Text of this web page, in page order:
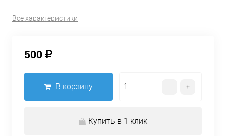
Все характеристики
500
В корзину
Купить в 1 клик